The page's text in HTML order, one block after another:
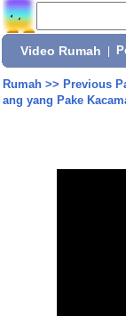
Video Rumah
Rumah>> Previous
ang yang Pake